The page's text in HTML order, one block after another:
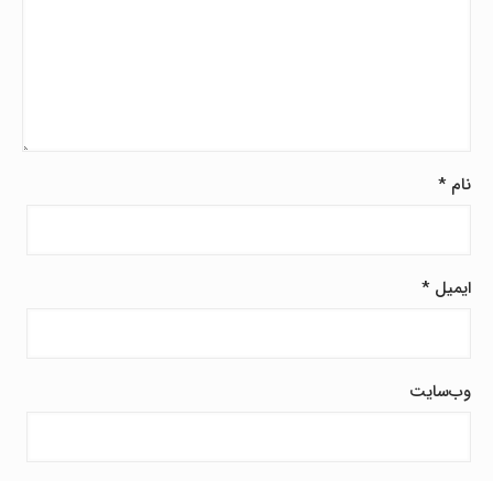
نام*
ایمیل*
وب‌سایت